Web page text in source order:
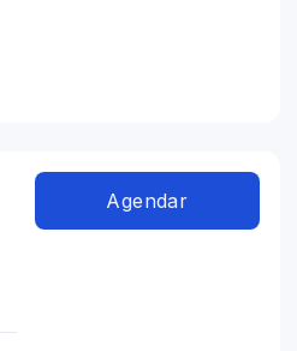
Agendar